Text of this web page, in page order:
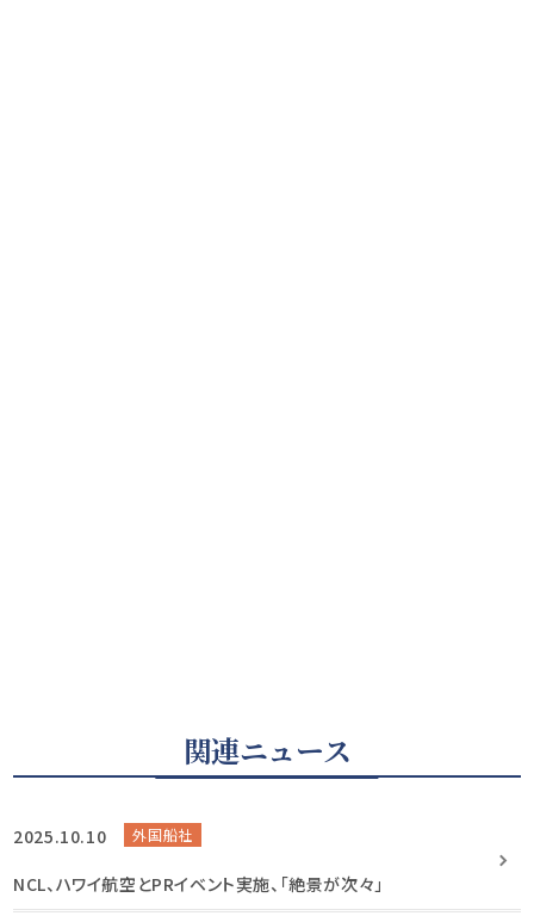
関連ニュース
2025.10.10 外国船社
NCL、ハワイ航空とPRイベント実施、「絶景が次々」